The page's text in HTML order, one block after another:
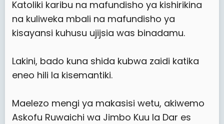
Katoliki karibu na mafundisho ya kishirikina
na kuliweka mbali na mafundisho ya
kisayansi kuhusu ujijsia was binadamu.
Lakini, bado kuna shida kubwa zaidi katika
eneo hili la kisemantiki.
Maelezo mengi ya makasisi wetu, akiwemo
Askofu Ruwaichi wa Jimbo Kuu la Dar es